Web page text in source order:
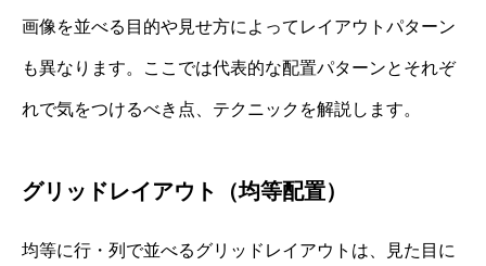
画像を並べる目的や見せ方によってレイアウトパターン
も異なります。ここでは代表的な配置パターンとそれぞ
れで気をつけるべき点、テクニックを解説します。
グリッドレイアウト（均等配置）
均等に行・列で並べるグリッドレイアウトは、見た目に